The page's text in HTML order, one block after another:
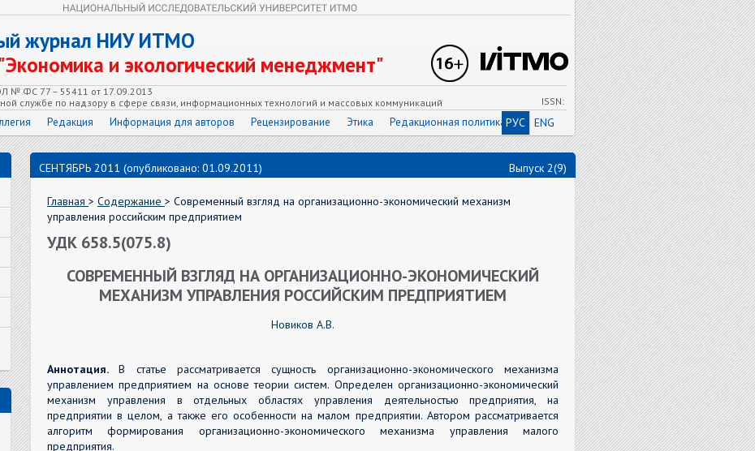
журнал НИУ ИТМО
и экологический менеджмент"
№ ФС 77 – 55411 от 17.09.2013
службе по надзору в сфере связи, информационных технологий и массовых коммуникаций
ISSN:
Редакция Информация для авторов Рецензирование Этика Редакционная политика РУС ENG
СЕНТЯБРЬ 2011 (опубликовано: 01.09.2011) Выпуск 2(9)
Главная > Содержание > Современный взгляд на организационно-экономический механизм
управления российским предприятием
УДК 658.5(075.8)
СОВРЕМЕННЫЙ ВЗГЛЯД НА ОРГАНИЗАЦИОННО-ЭКОНОМИЧЕСКИЙ
МЕХАНИЗМ УПРАВЛЕНИЯ РОССИЙСКИМ ПРЕДПРИЯТИЕМ
Новиков А.В.
Аннотация.В статье рассматривается сущность организационно-экономического механизма
управлением предприятием на основе теории систем. Определен организационно-экономический
механизм управления в отдельных областях управления деятельностью предприятия, на
предприятии в целом, а также его особенности на малом предприятии. Автором рассматривается
алгоритм формирования организационно-экономического механизма управления малого
предприятия.